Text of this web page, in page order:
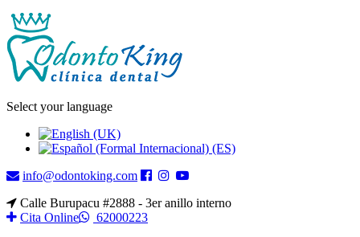
Select your language
info@odontoking.com
Calle Burupacu #2888 - 3er anillo interno
Cita Online
62000223